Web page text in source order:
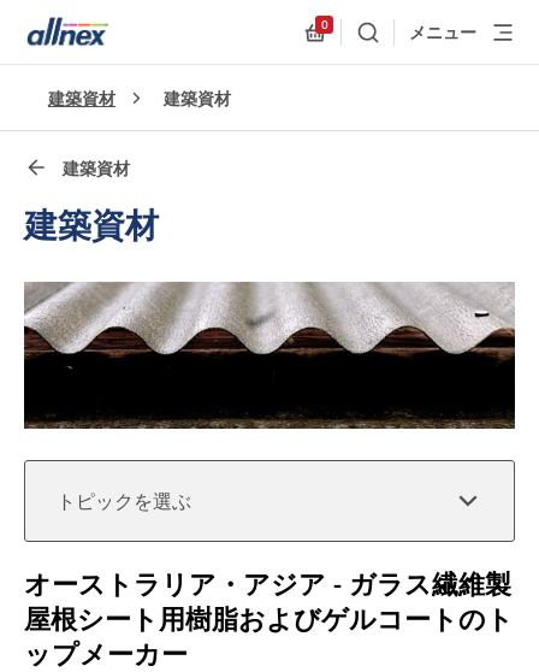
0
検索 メニュー
建築資材 建築資材
建築資材
建築資材
トピックを選ぶ
クイックリンク
オーストラリア・アジア - ガラス繊維製
屋根シート用樹脂およびゲルコートのト
ップメーカー